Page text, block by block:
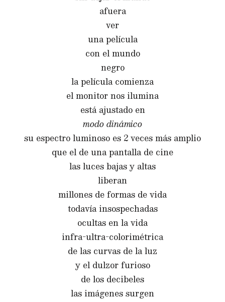
afuera
ver
una película
con el mundo
negro
la película comienza
el monitor nos ilumina
está ajustado en
modo dinámico
su espectro luminoso es 2 veces más amplio
que el de una pantalla de cine
las luces bajas y altas
liberan
millones de formas de vida
todavía insospechadas
ocultas en la vida
infra-ultra-colorimétrica
de las curvas de la luz
y el dulzor furioso
de los decibeles
las imágenes surgen